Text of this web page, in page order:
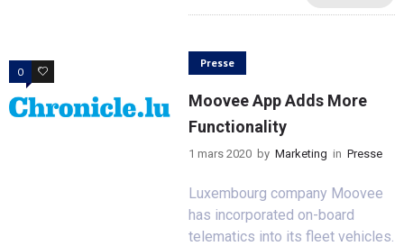
0 0
Presse
Moovee App Adds More
Functionality
1 mars 2020 by Marketing in Presse
Luxembourg company Moovee
has incorporated on-board
telematics into its fleet vehicles.